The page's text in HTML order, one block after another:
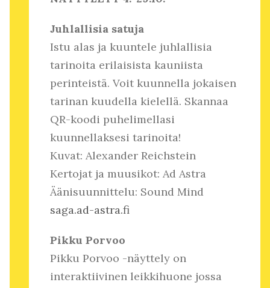
Juhlallisia satuja
Istu alas ja kuuntele juhlallisia
tarinoita erilaisista kauniista
perinteistä. Voit kuunnella jokaisen
tarinan kuudella kielellä. Skannaa
QR-koodi puhelimellasi
kuunnellaksesi tarinoita!
Kuvat: Alexander Reichstein
Kertojat ja muusikot: Ad Astra
Äänisuunnittelu: Sound Mind
saga.ad-astra.fi
Pikku Porvoo
Pikku Porvoo -näyttely on
interaktiivinen leikkihuone jossa